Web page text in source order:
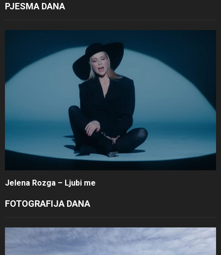
PJESMA DANA
Jelena Rozga – Ljubi me
FOTOGRAFIJA DANA